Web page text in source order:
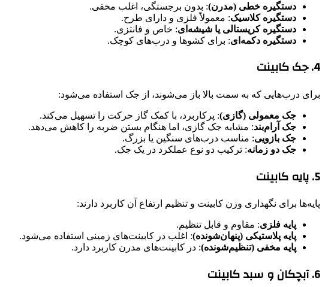
دستگیره خطی (مدرن): بدون برجستگی، اغلب مخفی.
دستگیره کلاسیک: معمولاً فلزی و دارای طرح.
دستگیره کریستالی یا شیشه‌ای: خاص و فانتزی.
دستگیره دکمه‌ای: برای کشوها و درب‌های کوچک.
4. جک کابینت
برای درب‌هایی که به سمت بالا باز می‌شوند، از جک استفاده می‌شود:
جک معمولی (گازی): پرکاربرد، با کمک گاز حرکت را تسهیل می‌کند.
جک آرام‌بند: مشابه جک گازی، اما هنگام بستن ضربه را کاهش می‌دهد.
جک بازویی: مناسب درب‌های سنگین یا بزرگ.
جک دو زمانه: ترکیب دو نوع عملکرد در یک جک.
5. پایه کابینت
پایه‌ها برای نگهداری وزن کابینت و تنظیم ارتفاع آن کاربرد دارند:
پایه فلزی: مقاوم و قابل تنظیم.
پایه پلاستیکی (پنهان‌شونده): اغلب در کابینت‌های زمینی استفاده می‌شود.
پایه مخفی (تنظیم‌شونده): در کابینت‌های مدرن کاربرد دارد.
6. آبچکان و سبد کابینت